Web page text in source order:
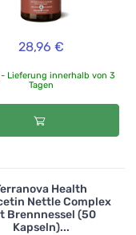
28,96 €
Lieferung innerhalb von 3
Tagen
Health
Nettle Complex
Brennnessel (50
Kapseln)...